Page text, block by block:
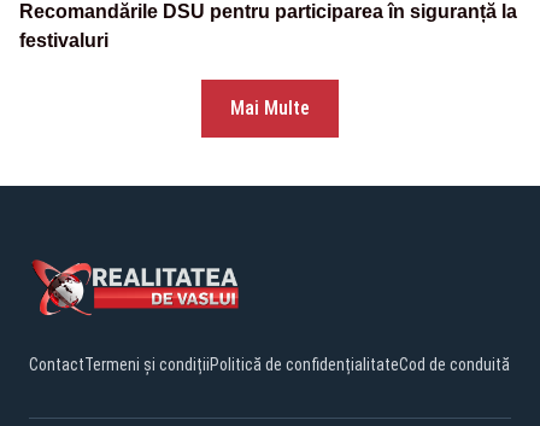
Recomandările DSU pentru participarea în siguranță la
festivaluri
Mai Multe
ContactTermeni și condițiiPolitică de confidențialitateCod de conduită